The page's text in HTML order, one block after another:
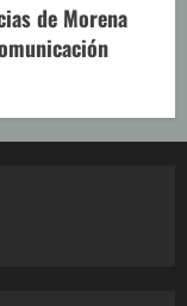
de Morena